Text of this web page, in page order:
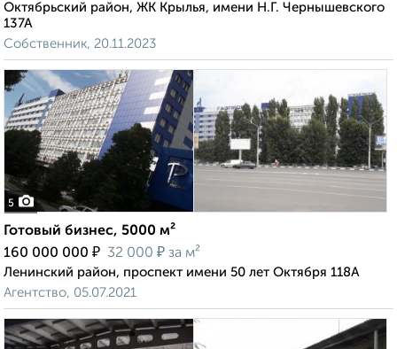
Октябрьский район, ЖК Крылья, имени Н.Г. Чернышевского
137А
Собственник, 20.11.2023
5
Готовый бизнес, 5000 м²
160 000 000 ₽ 32 000 ₽ за м²
Ленинский район, проспект имени 50 лет Октября 118А
Агентство, 05.07.2021